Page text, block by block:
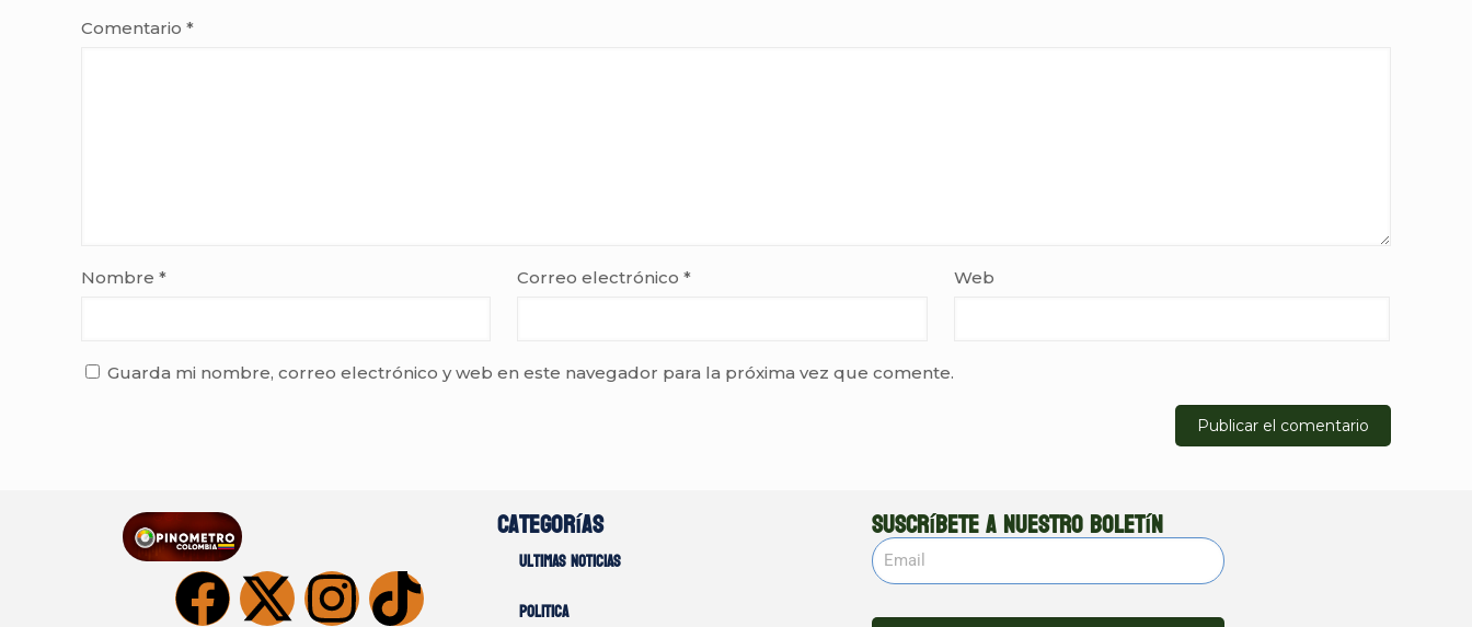
Comentario *
Nombre * Correo electrónico* Web
Guarda mi nombre, correo electrónico y web en este navegador para la próxima vez que comente.
Categorías
Ultimas noticias
Politica
Suscríbete a nuestro boletín